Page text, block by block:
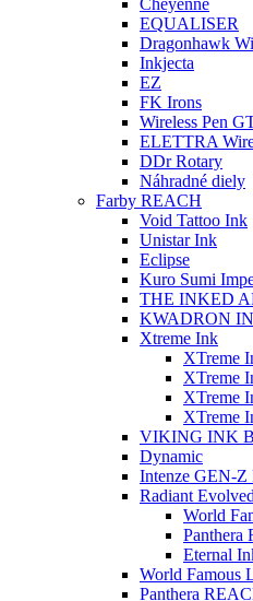
EQUALISER
Dragonhawk
Inkjecta
EZ
FK Irons
Wireless Pen
ELETTRA
DDr Rotary
Náhradné diely
Farby REACH
Void Tattoo Ink
Unistar Ink
Eclipse
Kuro Sumi
THE INKED
KWADRON
Xtreme Ink
XTreme
XTreme
XTreme
XTreme
VIKING INK
Dynamic
Intenze GEN-
Radiant Evolved
World
Panthera
Eternal
World Famous
Panthera